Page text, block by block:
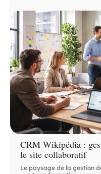
CRM Wikipédia :
le site collaboratif
Le paysage de la gestion